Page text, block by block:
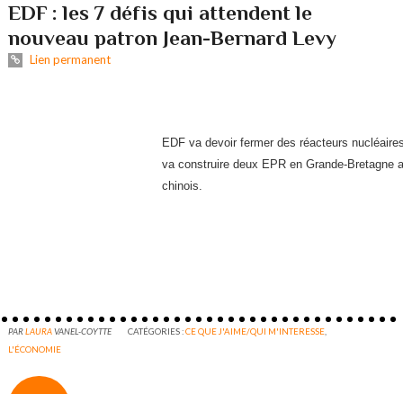
EDF : les 7 défis qui attendent le
nouveau patron Jean-Bernard Levy
Lien permanent
EDF va devoir fermer des réacteurs
va construire deux EPR en Grande-Bretagne
chinois.
PARLAURAVANEL-COYTTE CATÉGORIES :CE QUE J'AIME/QUI M'INTERESSE
L'ÉCONOMIE